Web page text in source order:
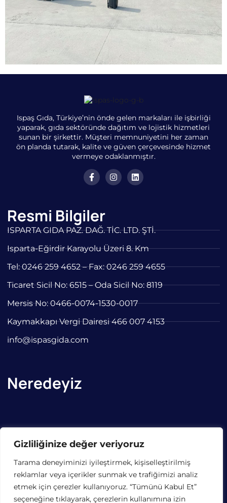
Gizliliğinize değer veriyoruz
Tarama deneyiminizi iyileştirmek, kişiselleştirilmiş
reklamlar veya içerikler sunmak ve trafiğimizi analiz
etmek için çerezler kullanıyoruz. “Tümünü Kabul Et”
seçeneğine tıklayarak, çerezlerin kullanımına izin
Ispaş Gıda, Türkiye’nin önde gelen markaları ile işbirliği
yaparak, gıda sektöründe dağıtım ve lojistik hizmetleri
sunan bir şirkettir. Müşteri memnuniyetini her zaman
ön planda tutarak, kalite ve güven çerçevesinde hizmet
vermeye odaklanmıştır.
Resmi Bilgiler
ISPARTA GIDA PAZ. DAĞ. TİC. LTD. ŞTİ.
Isparta-Eğirdir Karayolu Üzeri 8. Km
Tel: 0246 259 4652 – Fax: 0246 259 4655
Ticaret Sicil No: 6515 – Oda Sicil No: 8119
Mersis No: 0466-0074-1530-0017
Kaymakkapı Vergi Dairesi 466 007 4153
info@ispasgida.com
Neredeyiz